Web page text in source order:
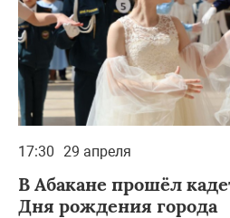
17:30 29 апреля
В Абакане прошёл
Дня рождения города